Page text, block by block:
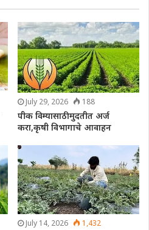
July 29, 2026 188
पीक विम्यासाठी मुदतीत अर्ज
करा,कृषी विभागाचे आवाहन
July 14, 2026 1,432